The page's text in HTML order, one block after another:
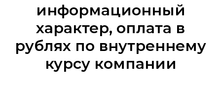
информационный
характер, оплата в
рублях по внутреннему
курсу компании